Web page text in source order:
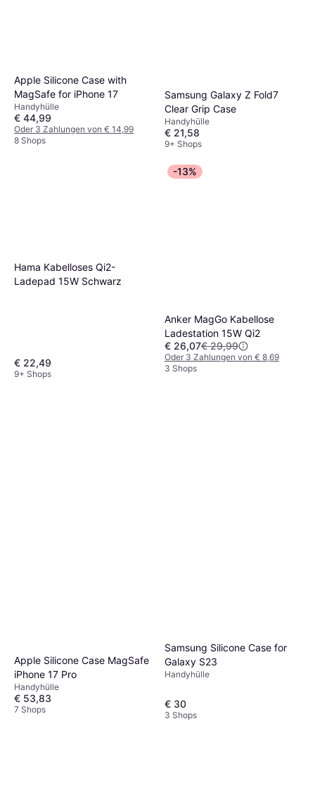
Apple Silicone Case with
MagSafe for iPhone 17
Handyhülle
€ 44,99
Oder 3 Zahlungen von € 14,99
8 Shops
Samsung Galaxy Z Fold7
Clear Grip Case
Handyhülle
€ 21,58
9+ Shops
Hama Kabelloses Qi2-
Ladepad 15W Schwarz
€ 22,49
9+ Shops
-13%
Anker MagGo Kabellose
Ladestation 15W Qi2
€ 26,07€ 29,99
Oder 3 Zahlungen von € 8,69
3 Shops
Apple Silicone Case MagSafe
iPhone 17 Pro
Handyhülle
€ 53,83
7 Shops
Samsung Silicone Case for
Galaxy S23
Handyhülle
€ 30
3 Shops